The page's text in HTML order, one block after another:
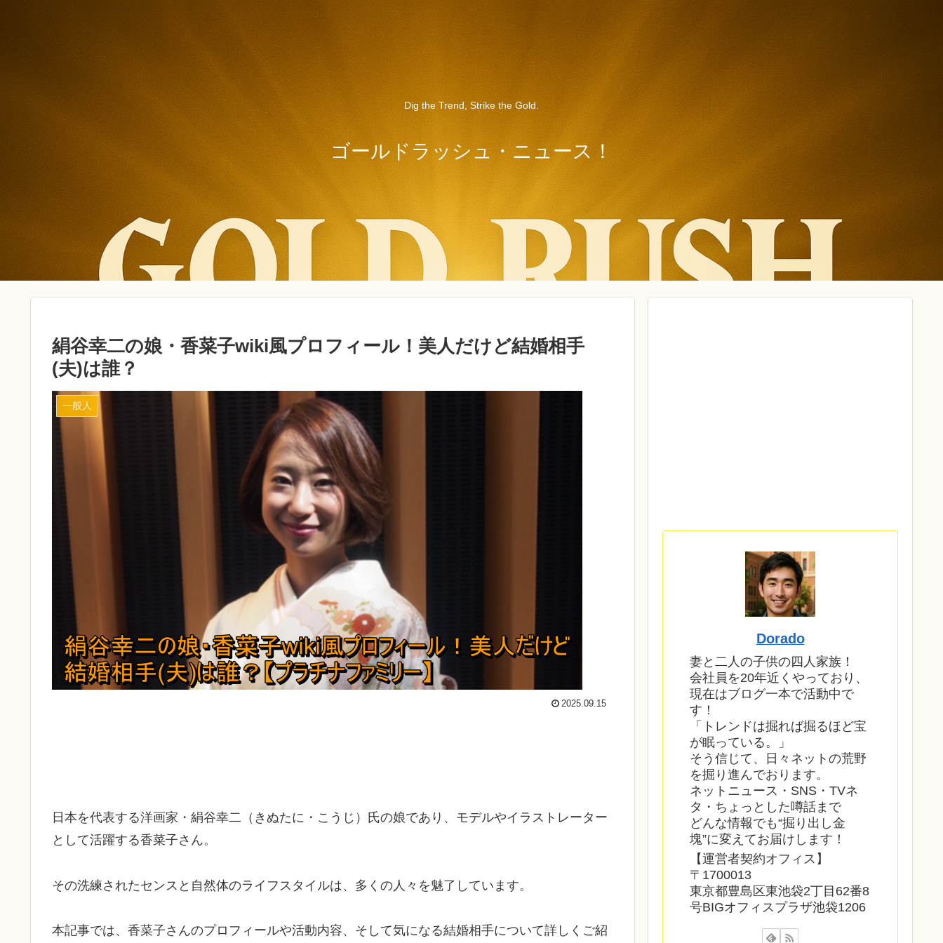
Dig the Trend, Strike the Gold.
ゴールドラッシュ・ニュース！
絹谷幸二の娘・香菜子wiki風プロフィール！美人だけど結婚相手
(夫)は誰？
一般人
2025.09.15
日本を代表する洋画家・絹谷幸二（きぬたに・こうじ）氏の娘であり、モデルやイラストレーター
として活躍する香菜子さん。
その洗練されたセンスと自然体のライフスタイルは、多くの人々を魅了しています。
本記事では、香菜子さんのプロフィールや活動内容、そして気になる結婚相手について詳しくご紹
Dorado
妻と二人の子供の四人家族！
会社員を20年近くやっており、
現在はブログ一本で活動中で
す！
「トレンドは掘れば掘るほど宝
が眠っている。」
そう信じて、日々ネットの荒野
を掘り進んでおります。
ネットニュース・SNS・TVネ
タ・ちょっとした噂話まで
どんな情報でも“掘り出し金
塊”に変えてお届けします！
【運営者契約オフィス】
〒1700013
東京都豊島区東池袋2丁目62番8
号BIGオフィスプラザ池袋1206